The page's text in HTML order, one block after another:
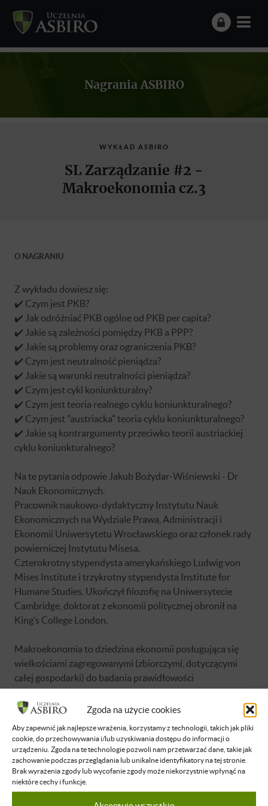
Zgoda na użycie cookies
Aby zapewnić jak najlepsze wrażenia, korzystamy z technologii, takich jak pliki
cookie, do przechowywania i/lub uzyskiwania dostępu do informacji o
urządzeniu. Zgoda na te technologie pozwoli nam przetwarzać dane, takie jak
zachowanie podczas przeglądania lub unikalne identyfikatory na tej stronie.
Brak wyrażenia zgody lub wycofanie zgody może niekorzystnie wpłynąć na
niektóre cechy i funkcje.
Nagrania ASBIRO
WYKŁAD ASBIRO
SL Zarządzanie #2 -
Makroekonomia cz.3
O NAGRANIU
Z wykładu dowiesz się:
✔️ Czym jest PKB?
✔️ Jak odróżniać PKB ogólne od PKB per capita?
✔️ Jakie są zależności pomiędzy PKB a PPP?
✔️ Jakie są problemy oraz ograniczenia PKB?
✔️ Czym jest neutralność pieniądza?
✔️ Jakie są warunki neutralności pieniądza?
✔️ Czym jest cykl koniunkturalny?
✔️ Czym jest teoria realnego cyklu koniunkturalnego?
✔️ Czym jest "austriacka" teoria cyklu koniunkturalnego?
✔️ Jakie są kontrargumenty przeciwko teorii austriackiej
cyklu koniunkturalnego?
Na te pytania odpowie Jakub Bożydar-Wiśniewski - Dr
Nauk Ekonomicznych.
Pracownik naukowo-dydaktyczny Instytutu Nauk
Ekonomicznych na Wydziale Prawa, Administracji i
Ekonomii Uniwersytetu Wrocławskiego oraz członek rady
powierniczej Instytutu Misesa.
Czterokrotny stypendysta amerykańskiego Ludwig von
Mises Institute i trzykrotny stypendysta Institute for
Humane Studies. Ukończył filozofię na Uniwersytecie
Cambridge, doktorat z ekonomii politycznej obronił na
King’s College London.
Makroekonomia to dziedzina ekonomii posługująca się
wielkościami zagregowanymi (zbiorczymi, dotyczącymi
całej gospodarki) do badania prawidłowości
występujących w gospodarce jako całości. Jakub w swoich
wykładach, w sposób prosty, ciekawy i praktyczny
Brak dostępu